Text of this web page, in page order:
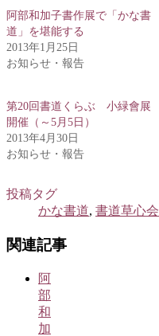
阿部和加子書作展で「かな書
道」を堪能する
2013年1月25日
お知らせ・報告
第20回書道くらぶ 小緑會展
開催（～5月5日）
2013年4月30日
お知らせ・報告
投稿タグ
かな書道, 書道草心会
関連記事
阿
部
和
加